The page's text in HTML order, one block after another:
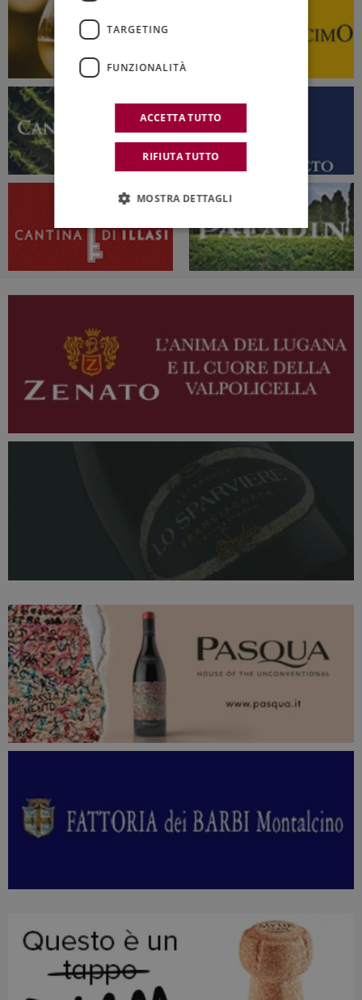
TARGETING
FUNZIONALITÀ
ACCETTA TUTTO
RIFIUTA TUTTO
MOSTRA DETTAGLI